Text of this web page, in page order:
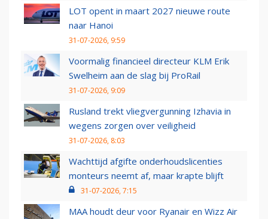
LOT opent in maart 2027 nieuwe route
naar Hanoi
31-07-2026, 9:59
Voormalig financieel directeur KLM Erik
Swelheim aan de slag bij ProRail
31-07-2026, 9:09
Rusland trekt vliegvergunning Izhavia in
wegens zorgen over veiligheid
31-07-2026, 8:03
Wachttijd afgifte onderhoudslicenties
monteurs neemt af, maar krapte blijft
31-07-2026, 7:15
MAA houdt deur voor Ryanair en Wizz Air